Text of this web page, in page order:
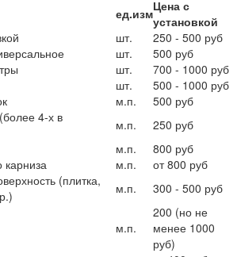
ед.измЦена с
установкой
шт.
250 - 500 руб
шт.
500 руб
шт.
700 - 1000 руб
шт.
500 - 1000 руб
м.п.
500 руб
4-х в
м.п.
250 руб
м.п.
800 руб
карниза
м.п.
от 800 руб
(плитка,
м.п. 300 - 500 руб
м.п.
200 (но не
менее 1000
руб)